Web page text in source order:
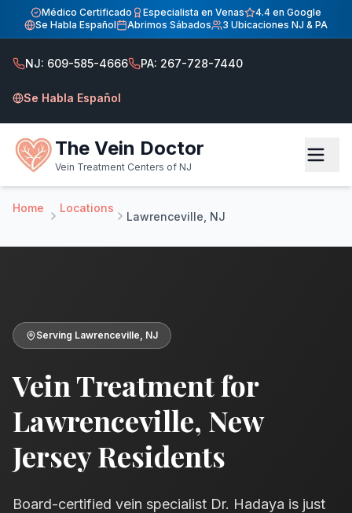
Inicio
Centro de Tratamiento de Venas — Sirviendo a
Atendiendo pacientes de Lawrenceville NJ en Hamilton.
Médico Certificado Especialista en Venas
4.4 en Google
Se Habla Español
Abrimos Sábados 3 Ubicaciones NJ & PA
NJ: 609-585-4666 PA: 267-728-7440
Se Habla Español
The Vein Doctor
Vein Treatment Centers of NJ
Home Locations
Lawrenceville, NJ
Serving Lawrenceville, NJ
Vein Treatment for
Lawrenceville, New
Jersey Residents
Board-certified vein specialist Dr. Hadaya is just